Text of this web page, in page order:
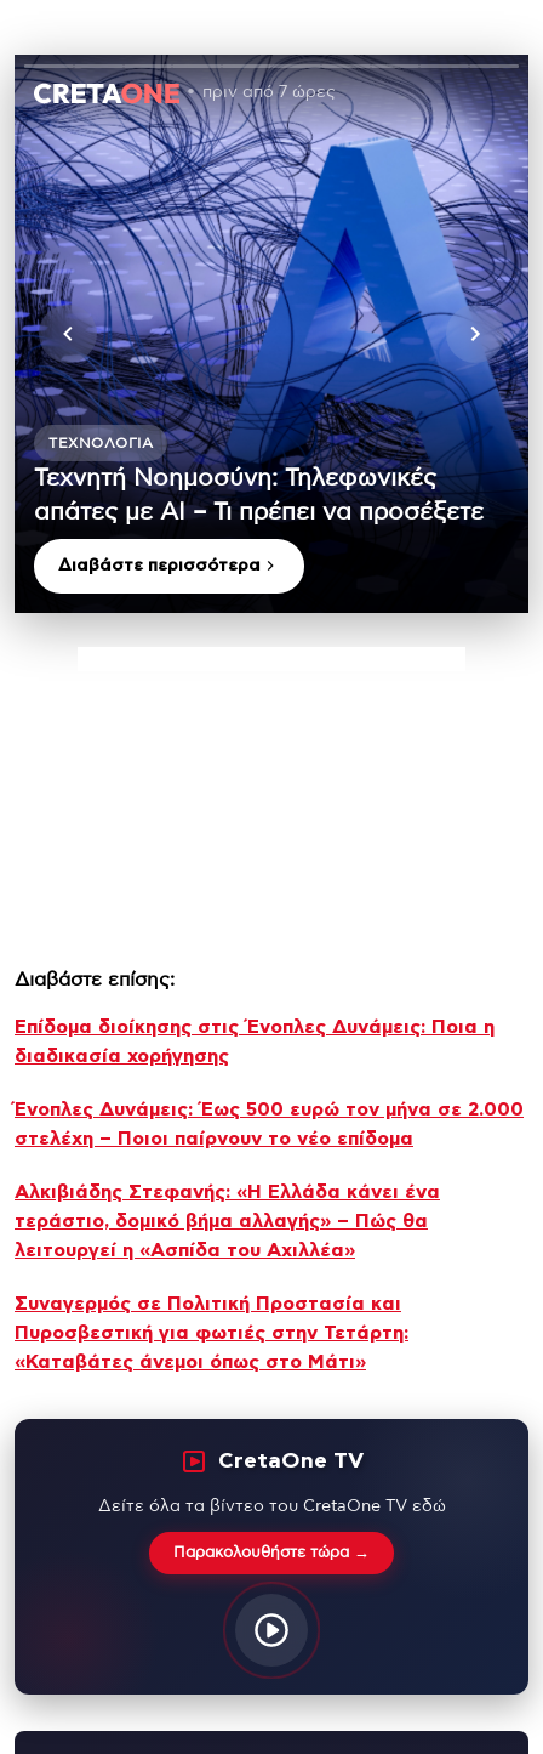
πριν από 7 ώρες
ΤΕΧΝΟΛΟΓΊΑ
Τεχνητή Νοημοσύνη: Τηλεφωνικές
απάτες με ΑΙ – Τι πρέπει να προσέξετε
Διαβάστε περισσότερα
Διαβάστε επίσης:
Επίδομα διοίκησης στις Ένοπλες Δυνάμεις: Ποια η
διαδικασία χορήγησης
Ένοπλες Δυνάμεις: Έως 500 ευρώ τον μήνα σε 2.000
στελέχη – Ποιοι παίρνουν το νέο επίδομα
Αλκιβιάδης Στεφανής: «Η Ελλάδα κάνει ένα
τεράστιο, δομικό βήμα αλλαγής» – Πώς θα
λειτουργεί η «Ασπίδα του Αχιλλέα»
Συναγερμός σε Πολιτική Προστασία και
Πυροσβεστική για φωτιές στην Τετάρτη:
«Καταβάτες άνεμοι όπως στο Μάτι»
CretaOne TV
Δείτε όλα τα βίντεο του CretaOne TV εδώ
Παρακολουθήστε τώρα →